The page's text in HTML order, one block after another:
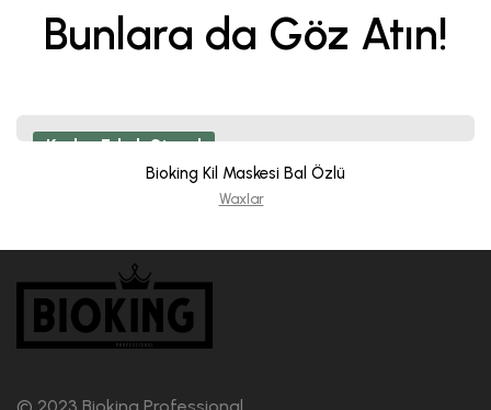
Bunlara da Göz Atın!
Kadın, Erkek Stand
Bioking Kil Maskesi Bal Özlü
Waxlar
© 2023 Bioking Professional